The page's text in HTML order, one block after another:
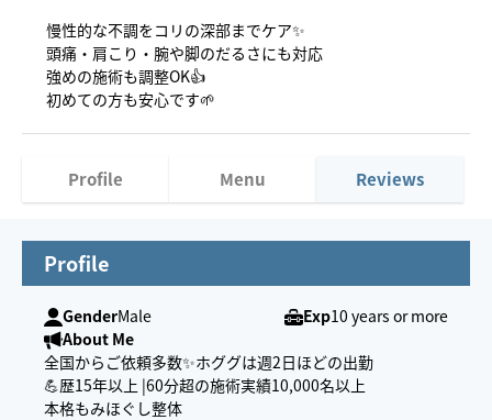
慢性的な不調をコリの深部までケア✨
頭痛・肩こり・腕や脚のだるさにも対応
強めの施術も調整OK👍
初めての方も安心です🌱
Profile Menu Reviews
Profile
GenderMale Exp10 years or more
About Me
全国からご依頼多数✨ホググは週2日ほどの出勤
💪歴15年以上 |60分超の施術実績10,000名以上
本格もみほぐし整体